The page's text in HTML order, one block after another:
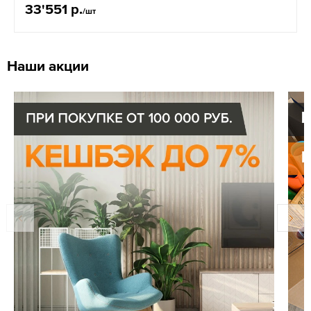
33'551 р./шт
Наши акции